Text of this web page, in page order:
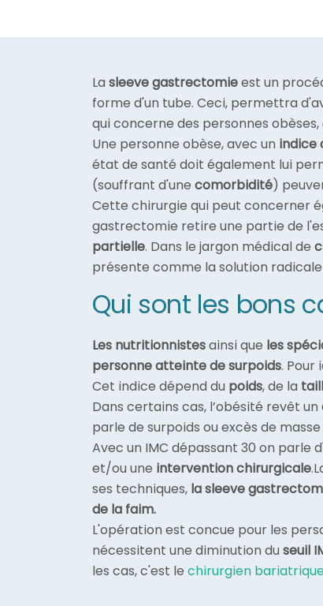
La sleeve gastrectomieest un
forme d'un tube. Ceci, permettra
qui concerne des personnes
Une personne obèse, avec un indice
état de santé doit également lui
(souffrant d'une comorbidité)
Cette chirurgie qui peut concerner
gastrectomie retire une partie de
partielle. Dans le jargon médical de
présente comme la solution
Qui sont les bons
Les nutritionnistesainsi que les
personne atteinte de surpoids. Pour
Cet indice dépend du poids, de la
Dans certains cas, l’obésité revêt un
parle de surpoids ou excès de
Avec un IMC dépassant 30 on
et/ou une intervention chirurgicale
ses techniques, la sleeve
de la faim.
L'opération est concue pour les
nécessitent une diminution du seuil
les cas, c'est le chirurgien